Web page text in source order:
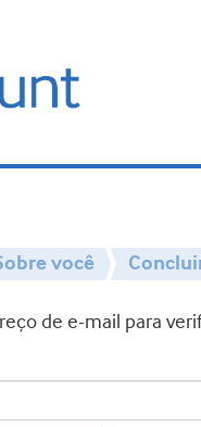
você
de e-mail para